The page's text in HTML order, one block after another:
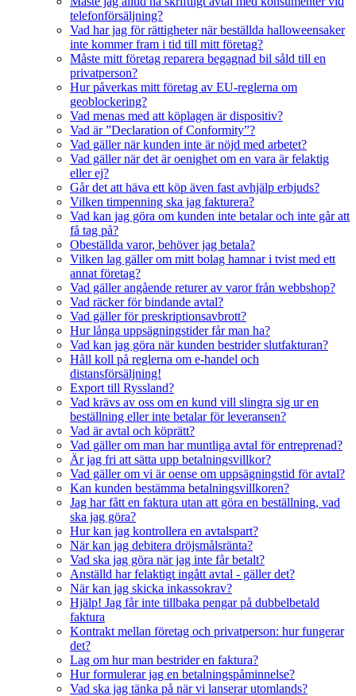
telefonförsäljning?
Vad har jag för rättigheter när beställda halloweensaker
inte kommer fram i tid till mitt företag?
Måste mitt företag reparera begagnad bil såld till en
privatperson?
Hur påverkas mitt företag av EU-reglerna om
geoblockering?
Vad menas med att köplagen är dispositiv?
Vad är ”Declaration of Conformity”?
Vad gäller när kunden inte är nöjd med arbetet?
Vad gäller när det är oenighet om en vara är felaktig
eller ej?
Går det att häva ett köp även fast avhjälp erbjuds?
Vilken timpenning ska jag fakturera?
Vad kan jag göra om kunden inte betalar och inte går att
få tag på?
Obeställda varor, behöver jag betala?
Vilken lag gäller om mitt bolag hamnar i tvist med ett
annat företag?
Vad gäller angående returer av varor från webbshop?
Vad räcker för bindande avtal?
Vad gäller för preskriptionsavbrott?
Hur långa uppsägningstider får man ha?
Vad kan jag göra när kunden bestrider slutfakturan?
Håll koll på reglerna om e-handel och
distansförsäljning!
Export till Ryssland?
Vad krävs av oss om en kund vill slingra sig ur en
beställning eller inte betalar för leveransen?
Vad är avtal och köprätt?
Vad gäller om man har muntliga avtal för entreprenad?
Är jag fri att sätta upp betalningsvillkor?
Vad gäller om vi är oense om uppsägningstid för avtal?
Kan kunden bestämma betalningsvillkoren?
Jag har fått en faktura utan att göra en beställning, vad
ska jag göra?
Hur kan jag kontrollera en avtalspart?
När kan jag debitera dröjsmålsränta?
Vad ska jag göra när jag inte får betalt?
Anställd har felaktigt ingått avtal - gäller det?
När kan jag skicka inkassokrav?
Hjälp! Jag får inte tillbaka pengar på dubbelbetald
faktura
Kontrakt mellan företag och privatperson: hur fungerar
det?
Lag om hur man bestrider en faktura?
Hur formulerar jag en betalningspåminnelse?
Vad ska jag tänka på när vi lanserar utomlands?